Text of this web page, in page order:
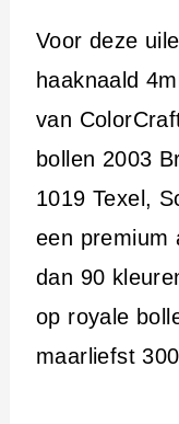
Voor deze
haaknaald
van
bollen 2003
1019 Texel,
een premium
dan 90
op royale
maarliefst